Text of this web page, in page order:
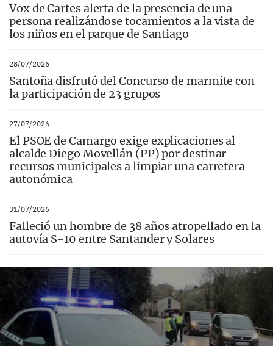
Vox de Cartes alerta de la presencia de una
persona realizándose tocamientos a la vista de
los niños en el parque de Santiago
28/07/2026
Santoña disfrutó del Concurso de marmite con
la participación de 23 grupos
27/07/2026
El PSOE de Camargo exige explicaciones al
alcalde Diego Movellán (PP) por destinar
recursos municipales a limpiar una carretera
autonómica
31/07/2026
Falleció un hombre de 38 años atropellado en la
autovía S-10 entre Santander y Solares